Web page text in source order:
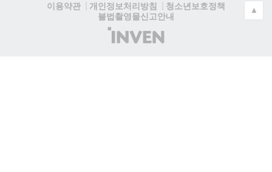
이용약관
개인정보처리방침
청소년보호정책
불법촬영물신고안내
(주)
인
▲